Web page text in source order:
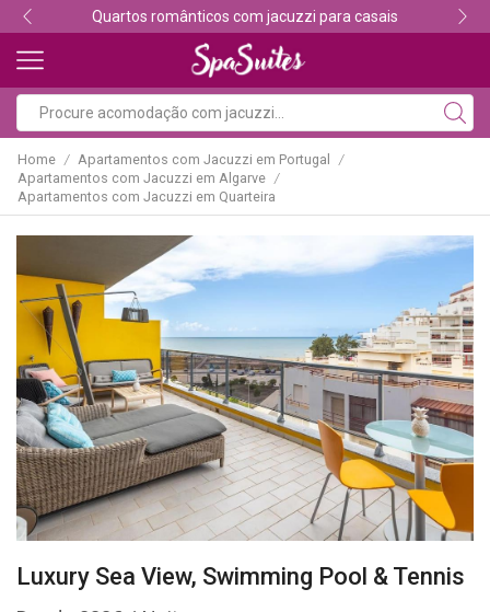
Quartos românticos com jacuzzi para casais
Home / Apartamentos com Jacuzzi em Portugal /
Apartamentos com Jacuzzi em Algarve /
Apartamentos com Jacuzzi em Quarteira
Luxury Sea View, Swimming Pool & Tennis